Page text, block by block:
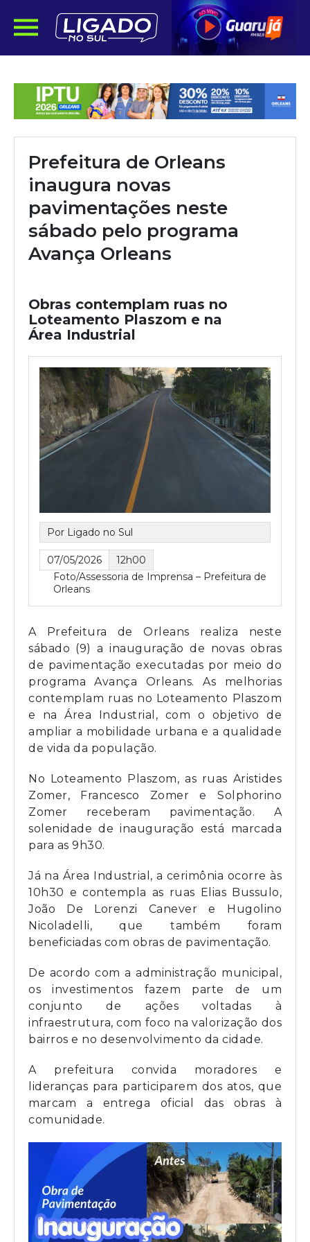
Prefeitura de Orleans
inaugura novas
pavimentações neste
sábado pelo programa
Avança Orleans
Obras contemplam ruas no
Loteamento Plaszom e na
Área Industrial
Por Ligado no Sul
07/05/2026
12h00
Foto/Assessoria de Imprensa – Prefeitura de
Orleans
A Prefeitura de Orleans realiza neste
sábado (9) a inauguração de novas obras
de pavimentação executadas por meio do
programa Avança Orleans. As melhorias
contemplam ruas no Loteamento Plaszom
e na Área Industrial, com o objetivo de
ampliar a mobilidade urbana e a qualidade
de vida da população.
No Loteamento Plaszom, as ruas Aristides
Zomer, Francesco Zomer e Solphorino
Zomer receberam pavimentação. A
solenidade de inauguração está marcada
para as 9h30.
Já na Área Industrial, a cerimônia ocorre às
10h30 e contempla as ruas Elias Bussulo,
João De Lorenzi Canever e Hugolino
Nicoladelli, que também foram
beneficiadas com obras de pavimentação.
De acordo com a administração municipal,
os investimentos fazem parte de um
conjunto de ações voltadas à
infraestrutura, com foco na valorização dos
bairros e no desenvolvimento da cidade.
A prefeitura convida moradores e
lideranças para participarem dos atos, que
marcam a entrega oficial das obras à
comunidade.